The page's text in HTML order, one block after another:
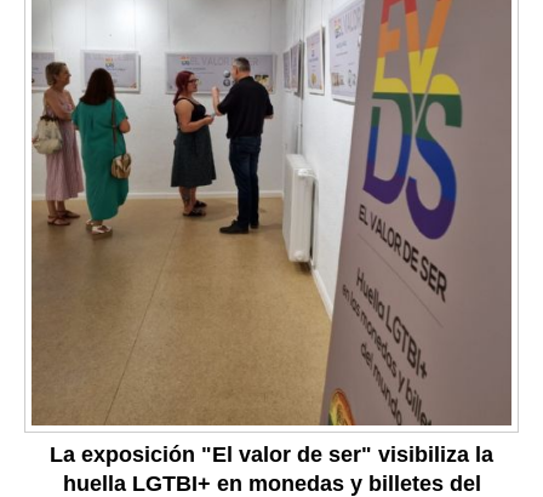
La exposición "El valor de ser" visibiliza la
huella LGTBI+ en monedas y billetes del